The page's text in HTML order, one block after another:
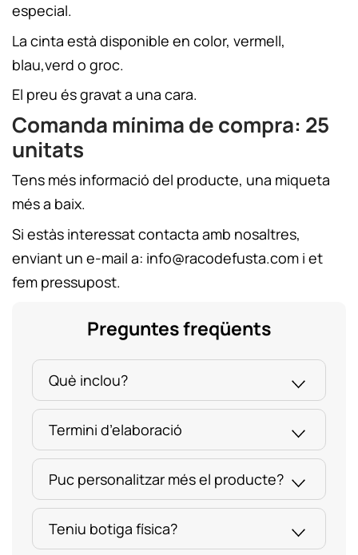
especial.
La cinta està disponible en color, vermell,
blau,verd o groc.
El preu és gravat a una cara.
Comanda mínima de compra: 25
unitats
Tens més informació del producte, una miqueta
més a baix.
Si estàs interessat contacta amb nosaltres,
enviant un e-mail a: info@racodefusta.com i et
fem pressupost.
Preguntes freqüents
Què inclou?
Termini d’elaboració
Puc personalitzar més el producte?
Teniu botiga física?